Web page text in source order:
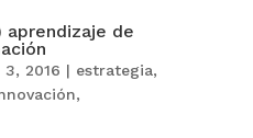
aprendizaje de
3, 2016 | estrategia,
,